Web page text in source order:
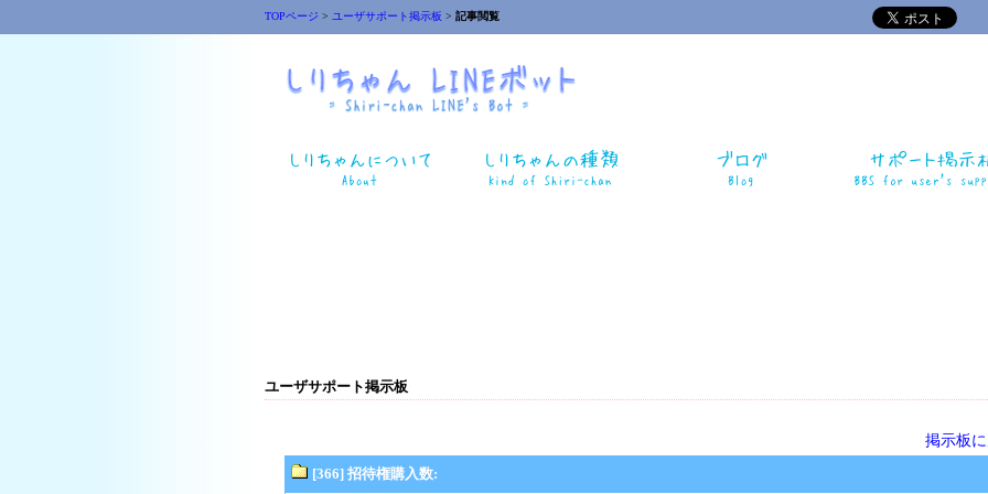
TOPページ > ユーザサポート掲示板 > 記事閲覧
ユーザサポート掲示板
掲示板
[366] 招待権購入数: